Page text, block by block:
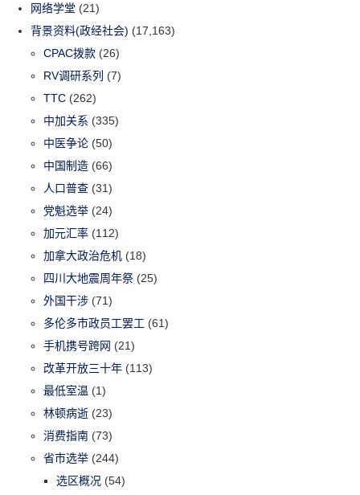
网络学堂 (21)
背景资料(政经社会) (17,163)
CPAC拨款 (26)
RV调研系列 (7)
TTC (262)
中加关系 (335)
中医争论 (50)
中国制造 (66)
人口普查 (31)
党魁选举 (24)
加元汇率 (112)
加拿大政治危机 (18)
四川大地震周年祭 (25)
外国干涉 (71)
多伦多市政员工罢工 (61)
手机携号跨网 (21)
改革开放三十年 (113)
最低室温 (1)
林顿病逝 (23)
消费指南 (73)
省市选举 (244)
选区概况 (54)